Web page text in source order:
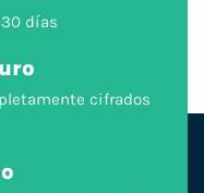
días
cifrados